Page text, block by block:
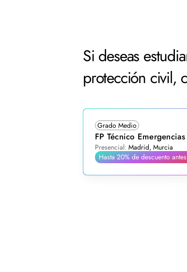
Si deseas
protección civil,
Grado Medio
FP Técnico
Presencial: Madrid, Murcia
Hasta 20% de descuento